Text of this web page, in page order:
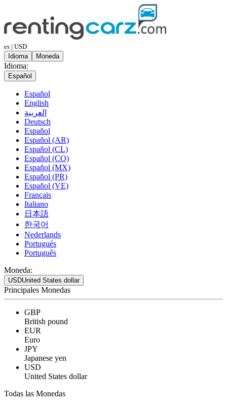
es | USD
Idioma
Moneda
Idioma:
Español
Español
English
العربية
Deutsch
Español
Español (AR)
Español (CL)
Español (CO)
Español (MX)
Español (PR)
Español (VE)
Français
Italiano
日本語
한국어
Nederlands
Portugués
Português
Moneda:
USDUnited States dollar
Principales Monedas
GBP
British pound
EUR
Euro
JPY
Japanese yen
USD
United States dollar
Todas las Monedas